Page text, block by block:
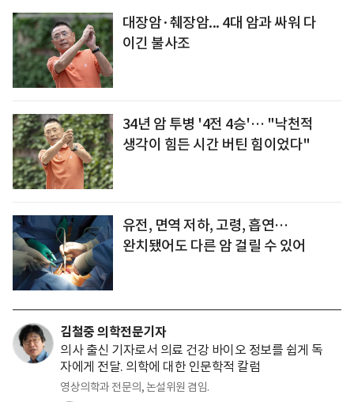
대장암·췌장암... 4대 암과 싸워 다
이긴 불사조
34년 암 투병 '4전 4승'… "낙천적
생각이 힘든 시간 버틴 힘이었다"
유전, 면역 저하, 고령, 흡연…
완치됐어도 다른 암 걸릴 수 있어
김철중 의학전문기자
의사 출신 기자로서 의료 건강 바이오 정보를 쉽게 독
자에게 전달. 의학에 대한 인문학적 칼럼
영상의학과 전문의, 논설위원 겸임.